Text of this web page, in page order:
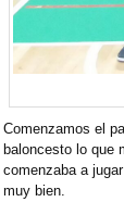
Comenzamos el
baloncesto lo que
comenzaba a
muy bien.